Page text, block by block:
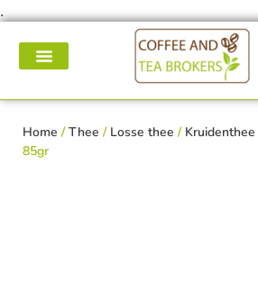
.
Home /Thee / Losse thee / Kruidenthee
85gr